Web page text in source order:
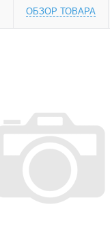
ОБЗОР ТОВАРА